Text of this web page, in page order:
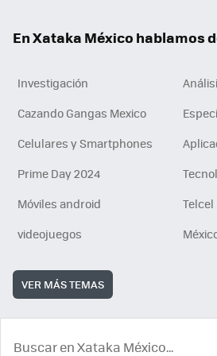
En Xataka México hablamos
Investigación
Cazando Gangas Mexico
Celulares y Smartphones
Prime Day 2024
Móviles android
Telcel
videojuegos
VER MÁS TEMAS